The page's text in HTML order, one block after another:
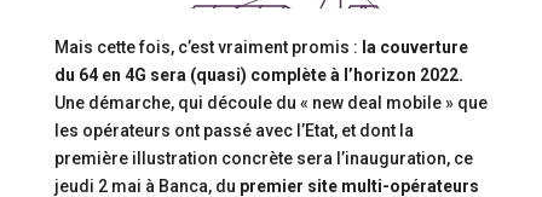
Mais cette fois, c’est vraiment promis : la couverture
du 64 en 4G sera (quasi) complète à l’horizon 2022.
Une démarche, qui découle du « new deal mobile » que
les opérateurs ont passé avec l’Etat, et dont la
première illustration concrète sera l’inauguration, ce
jeudi 2 mai à Banca, du premier site multi-opérateurs